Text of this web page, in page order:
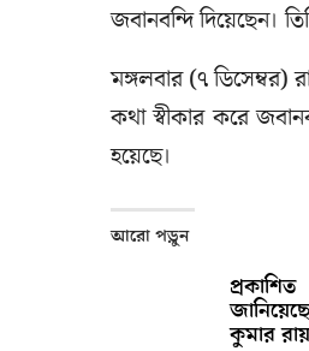
জবানবন্দি দিয়েছেন।
মঙ্গলবার (৭ ডিসেম্বর)
কথা স্বীকার করে
হয়েছে।
আরো পড়ুন
কুমার রায়